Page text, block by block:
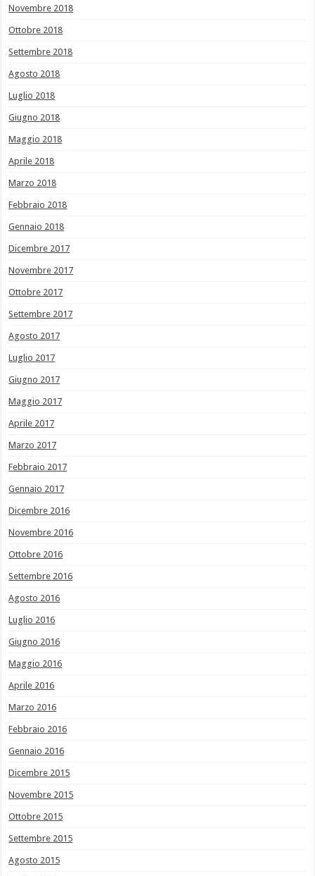
Novembre 2018
Ottobre 2018
Settembre 2018
Agosto 2018
Luglio 2018
Giugno 2018
Maggio 2018
Aprile 2018
Marzo 2018
Febbraio 2018
Gennaio 2018
Dicembre 2017
Novembre 2017
Ottobre 2017
Settembre 2017
Agosto 2017
Luglio 2017
Giugno 2017
Maggio 2017
Aprile 2017
Marzo 2017
Febbraio 2017
Gennaio 2017
Dicembre 2016
Novembre 2016
Ottobre 2016
Settembre 2016
Agosto 2016
Luglio 2016
Giugno 2016
Maggio 2016
Aprile 2016
Marzo 2016
Febbraio 2016
Gennaio 2016
Dicembre 2015
Novembre 2015
Ottobre 2015
Settembre 2015
Agosto 2015